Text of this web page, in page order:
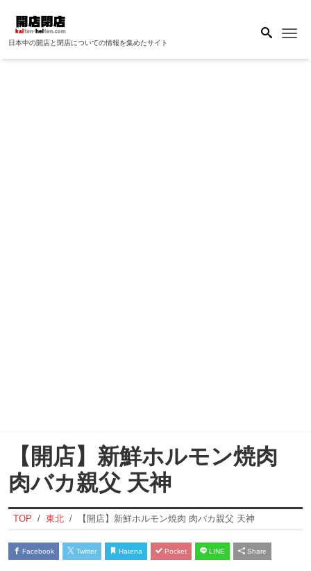
日本中の開店と閉店についての情報を集めたサイト
【開店】新鮮ホルモン焼肉
肉バカ親父 天神
TOP 東北 【開店】新鮮ホルモン焼肉 肉バカ親父 天神
Facebook Twitter Hatena Pocket LINE Share